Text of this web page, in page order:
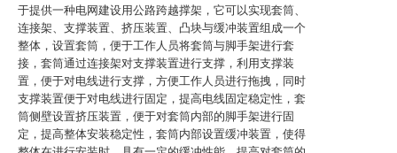
于提供一种电网建设用公路跨越撑架，它可以实现套筒、
连接架、支撑装置、挤压装置、凸块与缓冲装置组成一个
整体，设置套筒，便于工作人员将套筒与脚手架进行套
接，套筒通过连接架对支撑装置进行支撑，利用支撑装
置，便于对电线进行支撑，方便工作人员进行拖拽，同时
支撑装置便于对电线进行固定，提高电线固定稳定性，套
筒侧壁设置挤压装置，便于对套筒内部的脚手架进行固
定，提高整体安装稳定性，套筒内部设置缓冲装置，使得